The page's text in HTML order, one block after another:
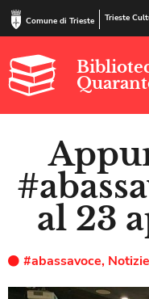
Comune di Trieste Trieste
al 23
#abassavoce, Notizie